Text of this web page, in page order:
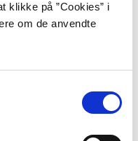
klikke på ”Cookies” i
om de anvendte
i Odense. Hun
inden forældrene
sin mor til et
Giro
meget mere om i